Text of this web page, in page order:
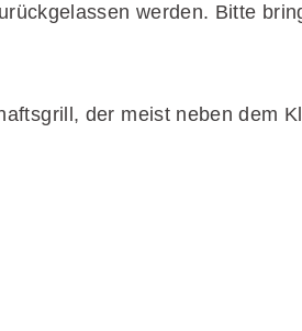
werden. Bitte
der meist neben dem